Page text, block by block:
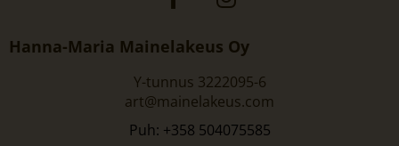
Hanna-Maria Mainelakeus Oy
Y-tunnus 3222095-6
art@mainelakeus.com
Puh: +358 504075585